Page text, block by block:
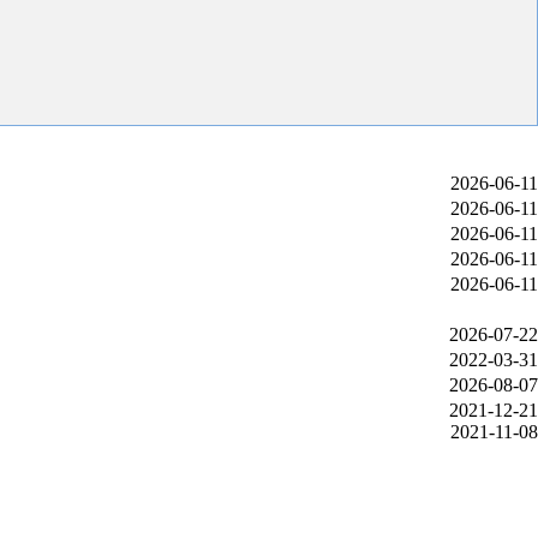
2026-06-11
2026-06-11
2026-06-11
2026-06-11
2026-06-11
2026-07-22
2022-03-31
2026-08-07
2021-12-21
2021-11-08